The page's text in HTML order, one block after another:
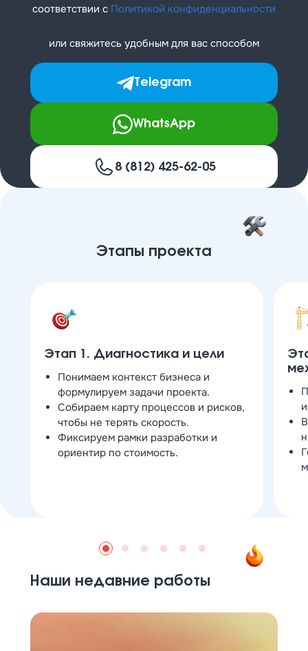
соответствии с Политикой конфиденциальности
или свяжитесь удобным для вас способом
Telegram
WhatsApp
8 (812) 425-62-05
Этапы проекта
Этап 1. Диагностика и цели
Понимаем контекст бизнеса и
формулируем задачи проекта.
Собираем карту процессов и рисков,
чтобы не терять скорость.
Фиксируем рамки разработки и
ориентир по стоимость.
Наши недавние работы